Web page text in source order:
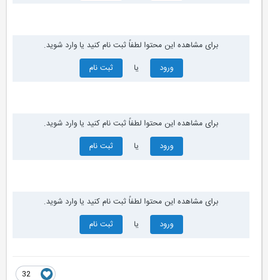
برای مشاهده این محتوا لطفاً ثبت نام کنید یا وارد شوید.
ورود
ثبت نام
برای مشاهده این محتوا لطفاً ثبت نام کنید یا وارد شوید.
ورود
ثبت نام
برای مشاهده این محتوا لطفاً ثبت نام کنید یا وارد شوید.
ورود
ثبت نام